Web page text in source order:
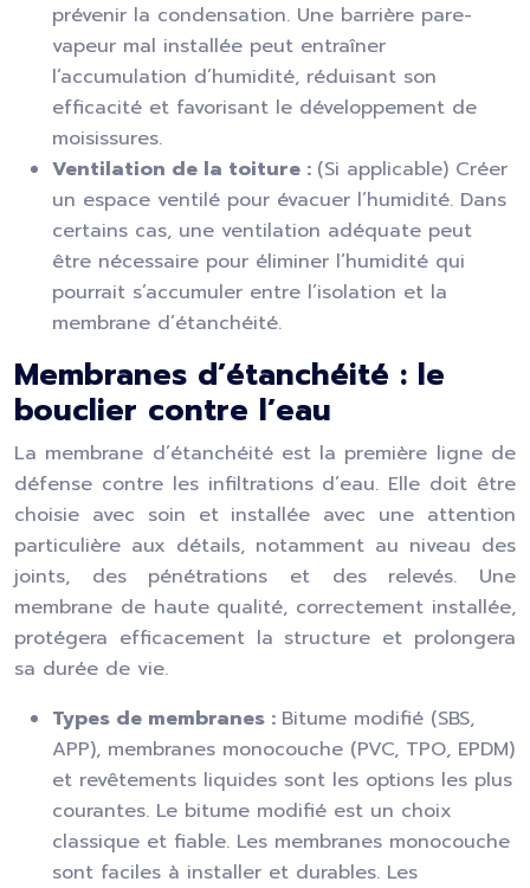
prévenir la condensation. Une barrière pare-
vapeur mal installée peut entraîner
l’accumulation d’humidité, réduisant son
efficacité et favorisant le développement de
moisissures.
Ventilation de la toiture : (Si applicable) Créer
un espace ventilé pour évacuer l’humidité. Dans
certains cas, une ventilation adéquate peut
être nécessaire pour éliminer l’humidité qui
pourrait s’accumuler entre l’isolation et la
membrane d’étanchéité.
Membranes d’étanchéité : le
bouclier contre l’eau
La membrane d’étanchéité est la première ligne de
défense contre les infiltrations d’eau. Elle doit être
choisie avec soin et installée avec une attention
particulière aux détails, notamment au niveau des
joints, des pénétrations et des relevés. Une
membrane de haute qualité, correctement installée,
protégera efficacement la structure et prolongera
sa durée de vie.
Types de membranes : Bitume modifié (SBS,
APP), membranes monocouche (PVC, TPO, EPDM)
et revêtements liquides sont les options les plus
courantes. Le bitume modifié est un choix
classique et fiable. Les membranes monocouche
sont faciles à installer et durables. Les